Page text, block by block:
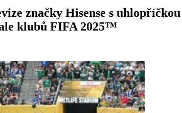
značky Hisense s
klubů FIFA 2025™